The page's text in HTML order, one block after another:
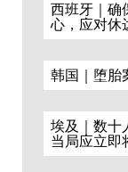
西班牙｜确
心，应对休
韩国｜堕胎
埃及｜数十
当局应立即